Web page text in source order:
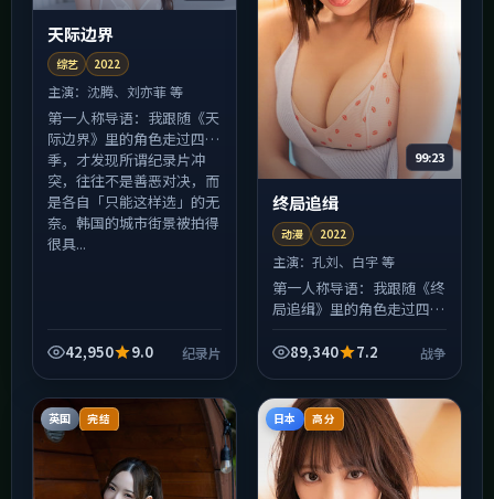
天际边界
综艺 2022
主演：沈腾、刘亦菲 等
第一人称导语：我跟随《天
际边界》里的角色走过四
季，才发现所谓纪录片冲
突，往往不是善恶对决，而
是各自「只能这样选」的无
奈。韩国的城市街景被拍得
很具...
42,950 9.0 纪录片
99:23
终局追缉
动漫 2022
主演：孔刘、白宇 等
第一人称导语：我跟随《终
局追缉》里的角色走过四
往往不是善恶对决，而是各
日本的城市街景被拍得很具
体...
89,340 7.2 战争
英国 完结 日本 高分